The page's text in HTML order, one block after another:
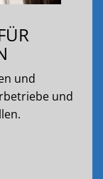
und
und